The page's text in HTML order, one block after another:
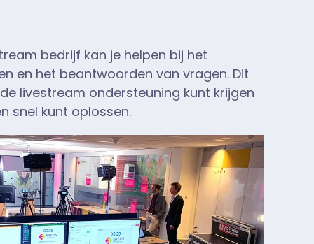
bedrijf kan je helpen bij het
en het beantwoorden van vragen. Dit
livestream ondersteuning kunt krijgen
snel kunt oplossen.